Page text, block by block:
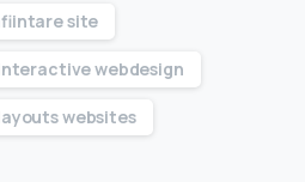
site
webdesign
websites